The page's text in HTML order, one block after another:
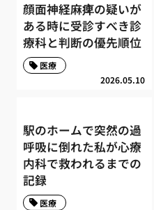
顔面神経麻痺の疑いが
ある時に受診すべき診
療科と判断の優先順位
2026.05.10
医療
駅のホームで突然の過
呼吸に倒れた私が心療
内科で救われるまでの
記録
医療